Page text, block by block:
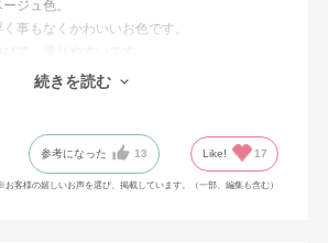
ジュ色。
事もなくかわいいお色です。
です。まだまだ集めたいと
続きを読む
参考になった 13 Like! 17
お客様の嬉しいお声を選び、掲載しています。（一部、編集も含む）